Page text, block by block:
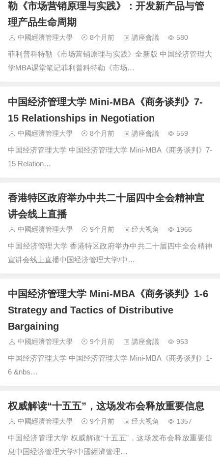
勒《市场营销原理与实践》：开发新产品与管
理产品生命周期
中國經濟管理大學 8个月前 講座會議 580
菲利普科特勒《市场营销原理与实践》全新版 中国经济管理大
学MBA课堂笔记菲利普科特勒《市场…
中国经济管理大学 Mini-MBA《商务谈判》7-
15 Relationships in Negotiation
中國經濟管理大學 8个月前 講座會議 559
中国经济管理大学 中国经济管理大学 Mini-MBA《商务谈判》7-
15 Relation…
香港特区政府举办中共二十届四中全会精神宣
讲会线上直播
中國經濟管理大學 9个月前 经大视角 1966
中国经济管理大学 香港特区政府举办中共二十届四中全会精神
宣讲会线上直播中国经济管理大学/中…
中国经济管理大学 Mini-MBA《商务谈判》1-6
Strategy and Tactics of Distributive
Bargaining
中國經濟管理大學 9个月前 講座會議 953
中国经济管理大学 中国经济管理大学 Mini-MBA《商务谈判》1-
6 &nbs…
权威解读“十五五”，这场发布会释放重要信息
中國經濟管理大學 9个月前 经大视角 1357
中国经济管理大学 权威解读“十五五”，这场发布会释放重要信
息中国经济管理大学/中國經濟管理…